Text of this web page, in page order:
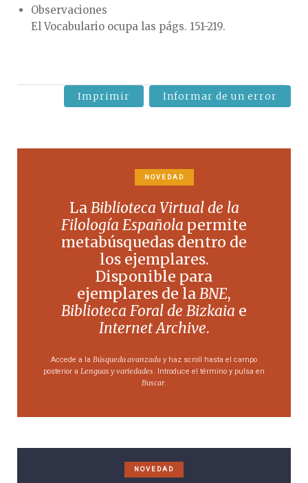
Observaciones
El Vocabulario ocupa las págs. 151-219.
Imprimir Informar de un error
NOVEDAD
LaBiblioteca Virtual de la
Filología Española permite
metabúsquedas dentro de
los ejemplares.
Disponible para
ejemplares de laBNE,
Biblioteca Foral de Bizkaia e
Internet Archive.
Accede a la Búsqueda avanzada y haz scroll hasta el campo
posterior a Lenguas y variedades . Introduce el término y pulsa en
Buscar.
NOVEDAD